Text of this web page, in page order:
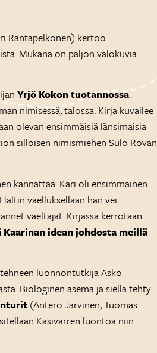
Rantapelkonen) kertoo
Mukana on paljon valokuvia
Yrjö Kokon tuotannossa.
nimisessä, talossa. Kirja kuvailee
olevan ensimmäisiä länsimaisia
silloisen nimismiehen Sulo Rovan
kannattaa. Kari oli ensimmäinen
vaelluksellaan hän vei
vaeltajat. Kirjassa kerrotaan
idean johdosta meillä
luonnontutkija Asko
Biologinen asema ja siellä tehty
(Antero Järvinen, Tuomas
Käsivarren luontoa niin